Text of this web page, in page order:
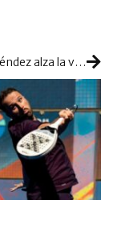
Rafa Méndez alza la voz tras la polémica de Íñigo Jofre: «Estamos poniendo el foco donde no es»